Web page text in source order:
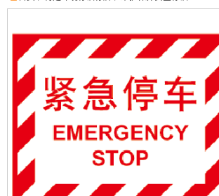
博尔杰 维护保养